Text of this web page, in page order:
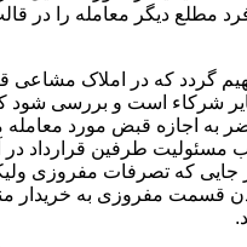
مطلع دیگر معامله را در
تفهیم گردد که در املاک
شرکاء است و بررسی شود
به اجازه قبض مورد معامله
مسئولیت طرفین قرارداد در
که تصرفات مفروزی
قسمت مفروزی به خریدار